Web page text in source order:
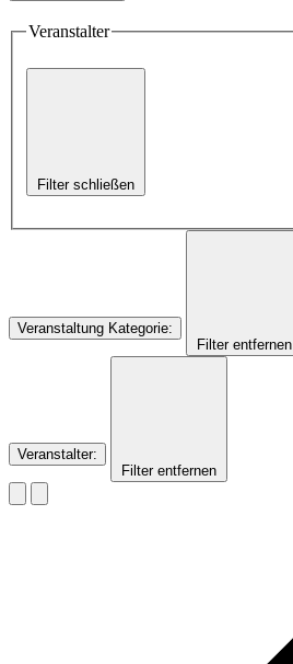
Veranstalter
Filter schließen
Veranstaltung Kategorie:
Filter entfernen
Veranstalter:
Filter entfernen